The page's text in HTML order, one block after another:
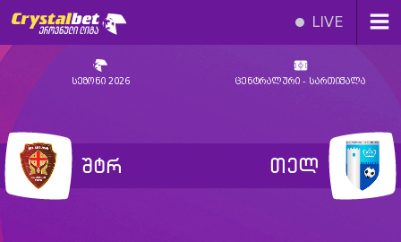
LIVE
სეზონი 2026 ცენტრალური - სართიჭალა
შტრ თელ